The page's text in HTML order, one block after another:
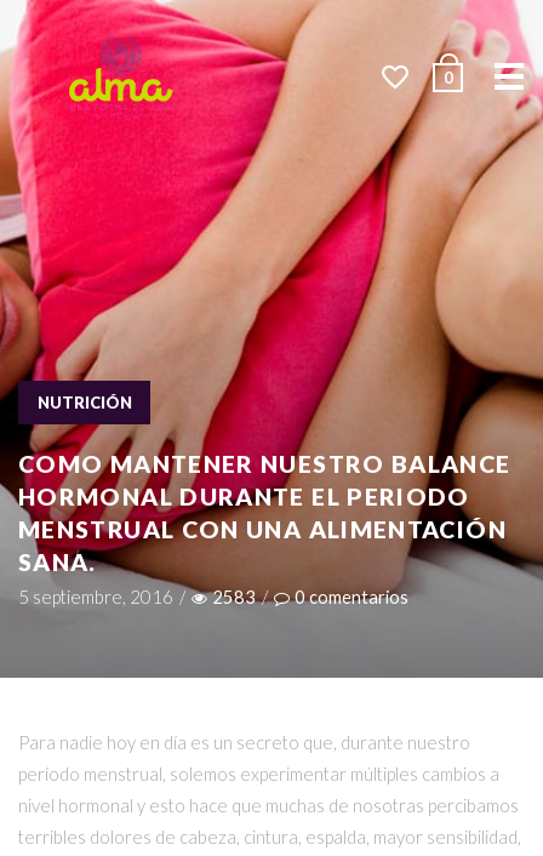
0
NUTRICIÓN
COMO MANTENER NUESTRO BALANCE
HORMONAL DURANTE EL PERIODO
MENSTRUAL CON UNA ALIMENTACIÓN
SANA.
5 septiembre, 2016 / 2583 / 0comentarios
Para nadie hoy en día es un secreto que, durante nuestro
período menstrual, solemos experimentar múltiples cambios a
nivel hormonal y esto hace que muchas de nosotras percibamos
terribles dolores de cabeza, cintura, espalda, mayor sensibilidad,